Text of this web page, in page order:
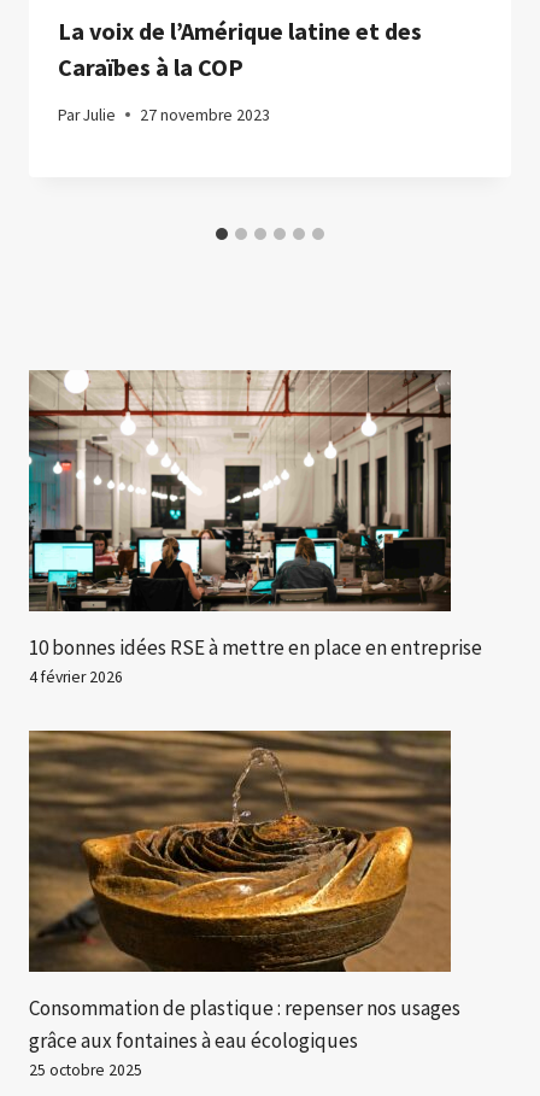
La voix de l’Amérique latine et des
Caraïbes à la COP
ParJulie 27 novembre 2023
10 bonnes idées RSE à mettre en place en entreprise
4 février 2026
Consommation de plastique : repenser nos usages
grâce aux fontaines à eau écologiques
25 octobre 2025